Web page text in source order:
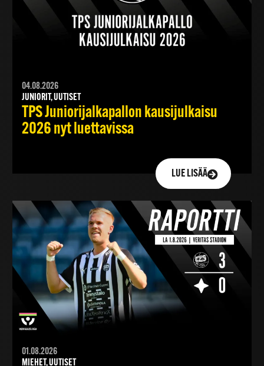
04.08.2026
JUNIORIT, UUTISET
TPS Juniorijalkapallon kausijulkaisu
2026 nyt luettavissa
LUE LISÄÄ
01.08.2026
MIEHET, UUTISET